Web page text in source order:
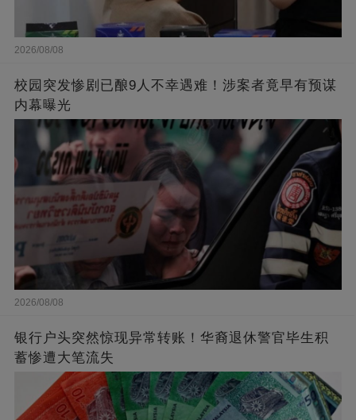
2026/08/08
校园突发惨剧已酿9人不幸遇难！涉案者竟早有预谋
内幕曝光
2026/08/08
银行户头突然惊现异常转账！华裔退休警官毕生积
蓄惨遭大笔流失